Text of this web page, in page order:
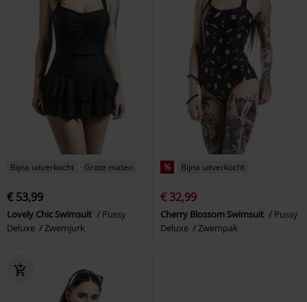
Bijna uitverkocht Grote maten
€ 53,99
Lovely Chic Swimsuit
Pussy
Deluxe
Zwemjurk
% Bijna uitverkocht
€ 32,99
Cherry Blossom Swimsuit
Pussy
Deluxe
Zwempak